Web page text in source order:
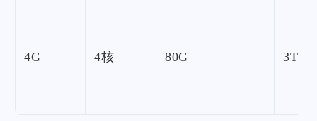
4G 4核 80G 3T